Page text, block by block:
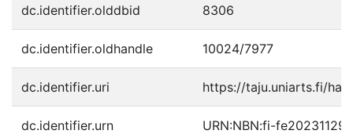
dc.identifier.olddbid 8306
dc.identifier.oldhandle 10024/7977
dc.identifier.uri https://taju.uniarts.fi/
dc.identifier.urn URN:NBN:fi-